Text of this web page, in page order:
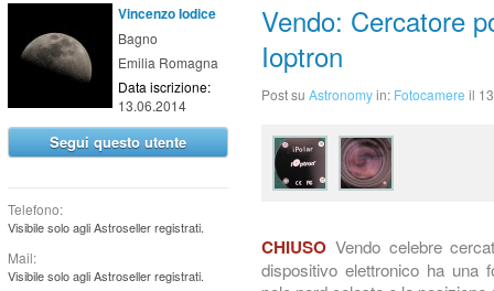
Vincenzo Iodice
Bagno
Emilia Romagna
Data iscrizione:
13.06.2014
Segui questo utente
Telefono:
Visibile solo agli Astroseller registrati.
Mail:
Visibile solo agli Astroseller registrati.
Vendo: Cercatore
Ioptron
Post su Astronomyin: Fotocamere il
CHIUSO Vendo celebre
dispositivo elettronico ha una